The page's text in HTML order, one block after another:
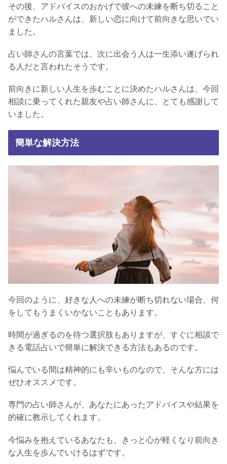
その後、アドバイスのおかげで彼への未練を断ち切ること
ができたハルさんは、新しい恋に向けて前向きな思いでい
ました。
占い師さんの言葉では、次に出会う人は一生添い遂げられ
る人だと言われたそうです。
前向きに新しい人生を歩むことに決めたハルさんは、今回
相談に乗ってくれた親友や占い師さんに、とても感謝して
いました。
簡単な解決方法
今回のように、好きな人への未練が断ち切れない場合、何
をしてもうまくいかないこともあります。
時間が過ぎるのを待つ選択肢もありますが、すぐに相談で
きる電話占いで簡単に解決できる方法もあるのです。
悩んでいる間は精神的にも辛いものなので、そんな方には
ぜひオススメです。
専門の占い師さんが、あなたにあったアドバイスや結果を
的確に教示してくれます。
今悩みを抱えているあなたも、きっと心が軽くなり前向き
な人生を歩んでいけるはずです。